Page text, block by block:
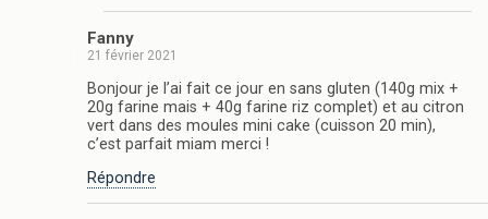
Fanny
21 février 2021
Bonjour je l’ai fait ce jour en sans gluten (140g mix +
20g farine mais + 40g farine riz complet) et au citron
vert dans des moules mini cake (cuisson 20 min),
c’est parfait miam merci !
Répondre